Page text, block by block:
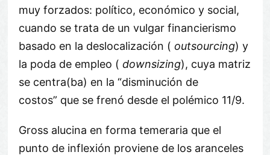
muy forzados: político, económico y social,
cuando se trata de un vulgar financierismo
basado en la deslocalización ( outsourcing) y
la poda de empleo ( downsizing), cuya matriz
se centra(ba) en la disminución de
costos
que se frenó desde el polémico 11/9.
Gross alucina en forma temeraria que el
punto de inflexión proviene de los aranceles